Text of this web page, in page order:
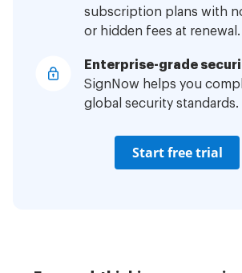
subscription plans with
or hidden fees at renewal.
Enterprise-grade
SignNow helps you
global security standards.
Start free trial